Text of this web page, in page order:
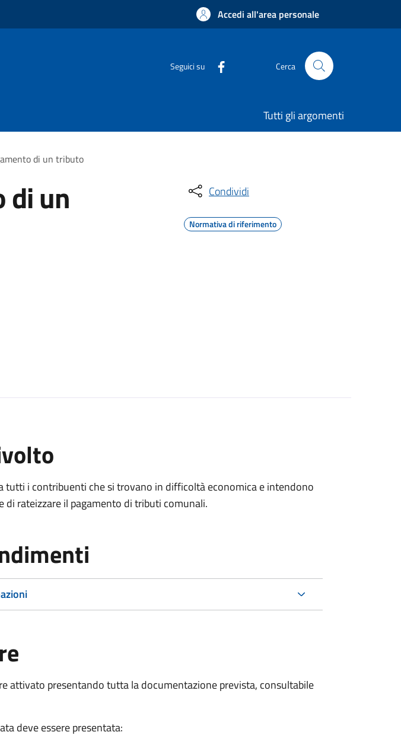
Accedi all'area personale
Seguici su Cerca
Tutti gli argomenti
di un tributo
di un Condividi
Normativa di riferimento
tutti i contribuenti che si trovano in difficoltà economica e intendono
di rateizzare il pagamento di tributi comunali.
attivato presentando tutta la documentazione prevista, consultabile
deve essere presentata: